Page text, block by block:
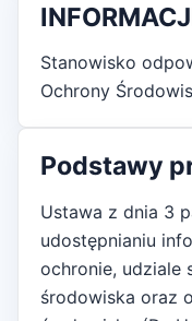
Stanowisko
Ochrony
Podstawy
Ustawa z dnia 3
udostępnianiu
ochronie, udziale
środowiska oraz